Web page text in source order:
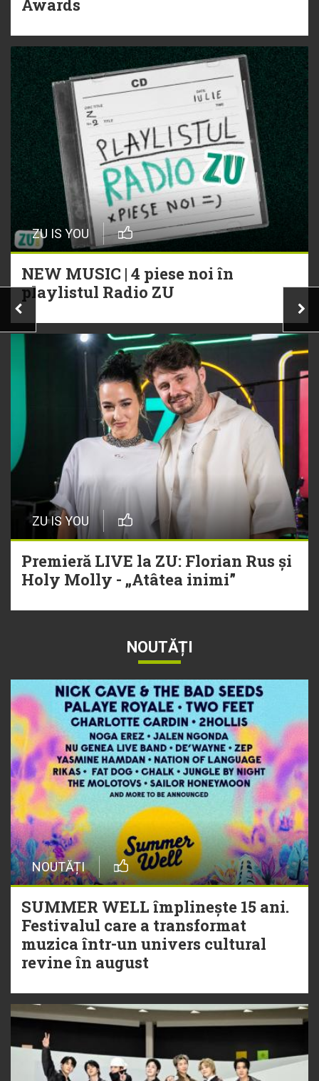
Awards
ZU IS YOU
NEW MUSIC | 4 piese noi în
playlistul Radio ZU
ZU IS YOU
Premieră LIVE la ZU: Florian Rus și
Holy Molly - „Atâtea inimi”
NOUTĂȚI
NOUTĂȚI
SUMMER WELL împlinește 15 ani.
Festivalul care a transformat
muzica într-un univers cultural
revine în august